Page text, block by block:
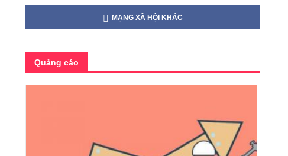
MẠNG XÃ HỘI KHÁC
Quảng cáo